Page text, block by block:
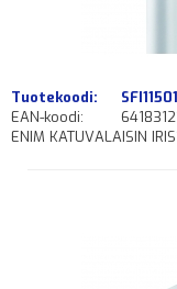
Tuotekoodi:
EAN-koodi:
ENIM KATUVALAISIN